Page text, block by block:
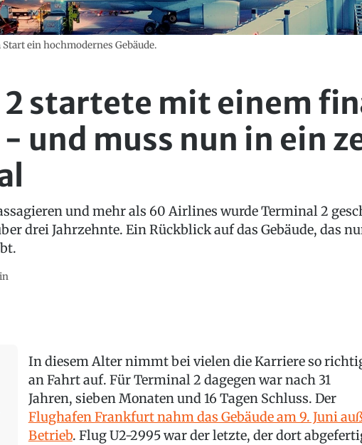
ein hochmodernes Gebäude.
startete mit einem
und muss nun in ein
und mehr als 60 Airlines wurde Terminal 2
drei Jahrzehnte. Ein Rückblick auf das Gebäude, das
In diesem Alter nimmt bei vielen die Karriere so
an Fahrt auf. Für Terminal 2 dagegen war nach 31
Jahren, sieben Monaten und 16 Tagen Schluss. Der
Flughafen Frankfurt nahm das Gebäude am 9. Juni
Betrieb. Flug U2-2995 war der letzte, der dort